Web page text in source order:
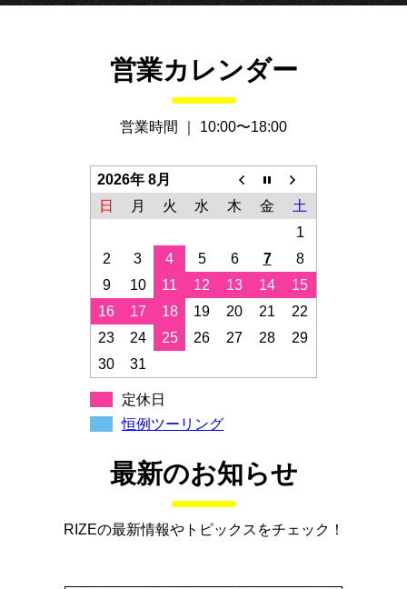
営業カレンダー
営業時間 ｜ 10:00〜18:00
2026年 8月
日
月 火 水 木 金
土
1
2
3 4 5 6 7
8
9
10 11 12 13 14
15
16
17 18 19 20 21
22
23
24 25 26 27 28
29
30
31
定休日
恒例ツーリング
最新のお知らせ
RIZEの最新情報やトピックスをチェック！